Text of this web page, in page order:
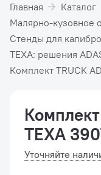
Главная
Каталог
Малярно-кузовное
Стенды для
TEXA: решения
Комплект TRUCK
TEXA
Уточняйте